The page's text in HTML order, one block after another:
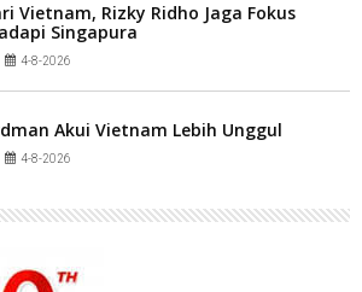
Vietnam, Rizky Ridho Jaga Fokus
Singapura
4-8-2026
Akui Vietnam Lebih Unggul
4-8-2026